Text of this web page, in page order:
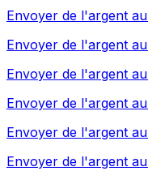
Envoyer de l'argent au
Envoyer de l'argent au
Envoyer de l'argent au
Envoyer de l'argent au
Envoyer de l'argent au
Envoyer de l'argent au